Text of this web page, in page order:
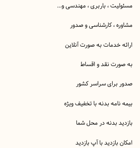
، باربری ، مهندسی و…
، کارشناسی و صدور
به صورت آنلاین
نقد و اقساط
سراسر کشور
بدنه با تخفیف ویژه
بدنه در محل شما
با آپ بازدید